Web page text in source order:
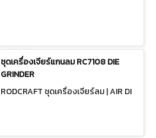
ชุดเครื่องเจียร์แกนลม RC7108 DIE
GRINDER
RODCRAFT ชุดเครื่องเจียร์ลม | AIR DI